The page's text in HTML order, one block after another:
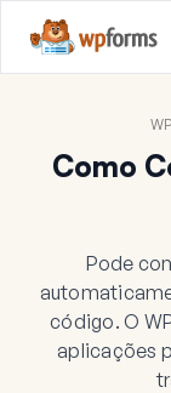
Como
Pode
código. O
aplicações